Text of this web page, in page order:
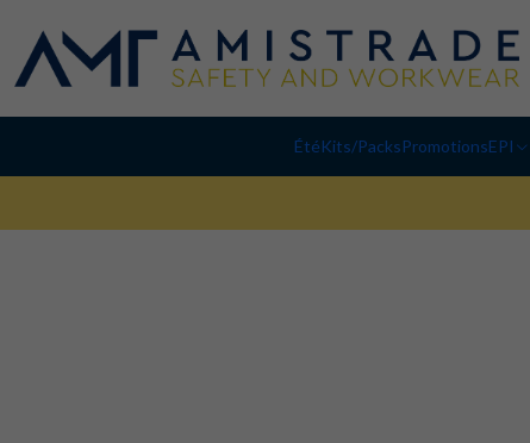
ÉtéKits/PacksPromotionsEPI